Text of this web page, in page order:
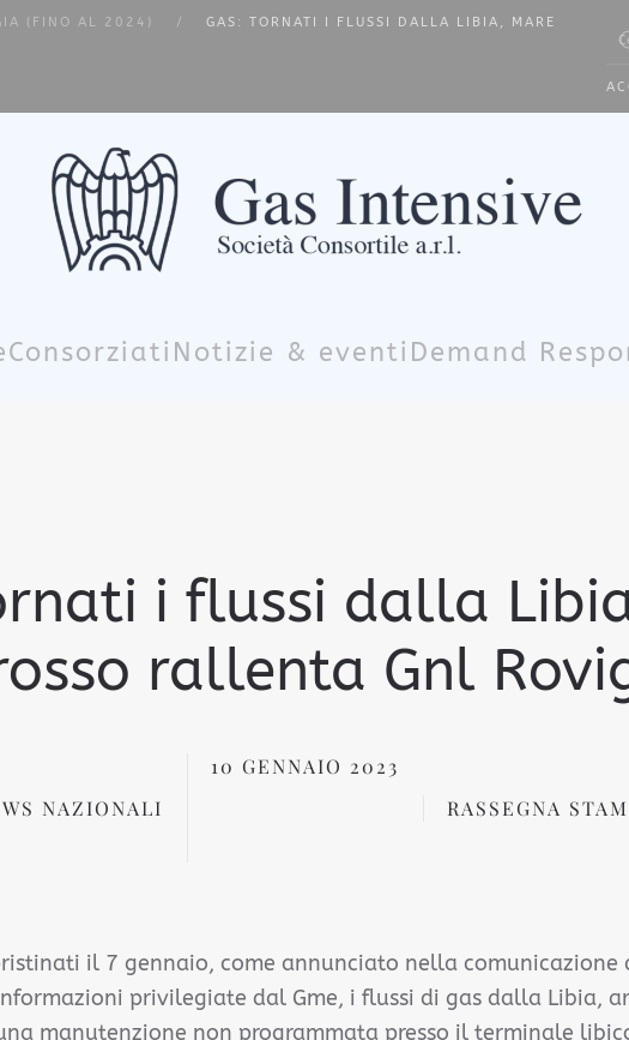
(FINO AL 2024)
GAS: TORNATI I FLUSSI DALLA LIBIA, MARE
Consorziati Notizie & eventi Demand
i flussi dalla
rallenta Gnl
NAZIONALI
10 GENNAIO 2023
RASSEGNA
il 7 gennaio, come annunciato nella comunicazione
privilegiate dal Gme, i flussi di gas dalla Libia,
manutenzione non programmata presso il terminale